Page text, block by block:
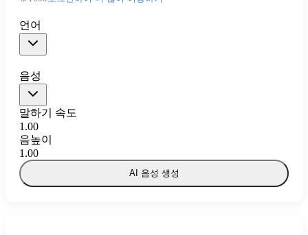
언어
음성
말하기 속도
1.00
음높이
1.00
AI 음성 생성